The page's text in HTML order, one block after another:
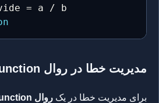
= a /
مدیریت خطا در روال Function
برای مدیریت خطا در یک روال Function